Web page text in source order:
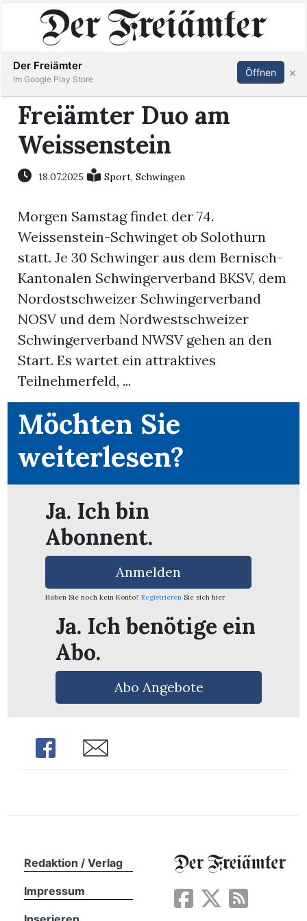
Immobilien
Veranstaltungen
Stellen
E-
Newsletter
App
Inserieren Abonnieren Anmelden
Freiämter Duo am
Weissenstein
18.07.2025 Sport,Schwingen
Morgen Samstag findet der 74.
Weissenstein-Schwinget ob Solothurn
statt. Je 30 Schwinger aus dem Bernisch-
Kantonalen Schwingerverband BKSV, dem
Nordostschweizer Schwingerverband
NOSV und dem Nordwestschweizer
Schwingerverband NWSV gehen an den
Start. Es wartet ein attraktives
Teilnehmerfeld, ...
Möchten Sie
weiterlesen?
Ja. Ich bin
Abonnent.
Anmelden
Haben Sie noch kein Konto? Registrieren Sie sich hier
Ja. Ich benötige ein
Abo.
Abo Angebote
Share Share
Redaktion / Verlag
Impressum
Der Freiämter
Im Google Play Store
Öffnen ×